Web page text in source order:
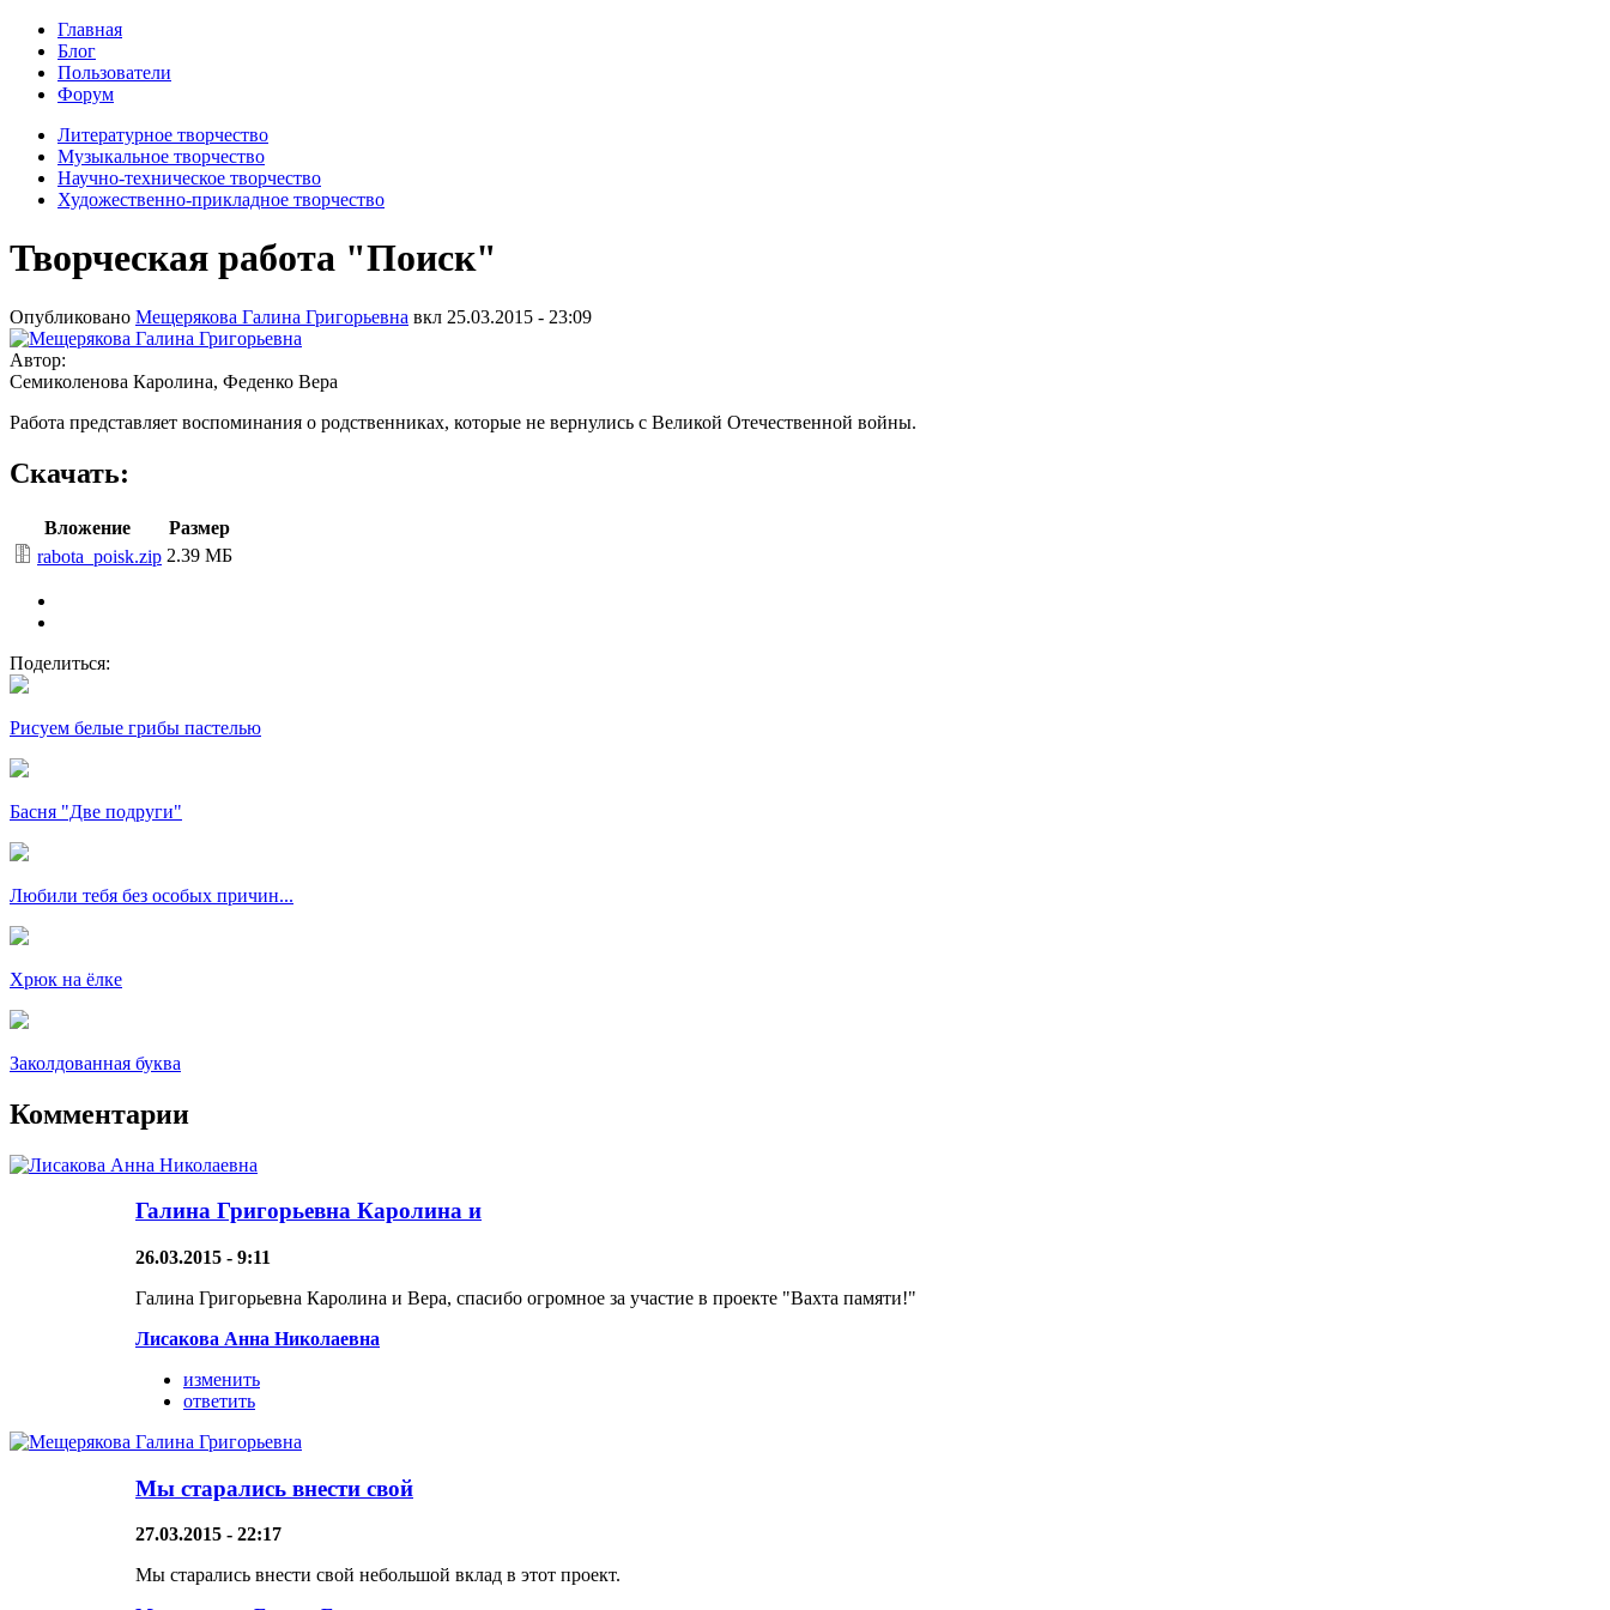
Главная
Блог
Пользователи
Форум
Литературное творчество
Музыкальное творчество
Научно-техническое творчество
Художественно-прикладное творчество
Творческая работа "Поиск"
Опубликовано Мещерякова Галина Григорьевна вкл 25.03.2015 - 23:09
Автор:
Семиколенова Каролина, Феденко Вера
Работа представляет воспоминания о родственниках, которые не вернулись с Великой Отечественной войны.
Скачать:
Вложение
Размер
rabota_poisk.zip 2.39 МБ
Поделиться:
Рисуем белые грибы пастелью
Басня "Две подруги"
Любили тебя без особых причин...
Хрюк на ёлке
Заколдованная буква
Комментарии
Галина Григорьевна Каролина и
26.03.2015 - 9:11
Галина Григорьевна Каролина и Вера, спасибо огромное за участие в проекте "Вахта памяти!"
Лисакова Анна Николаевна
изменить
ответить
Мы старались внести свой
27.03.2015 - 22:17
Мы старались внести свой небольшой вклад в этот проект.